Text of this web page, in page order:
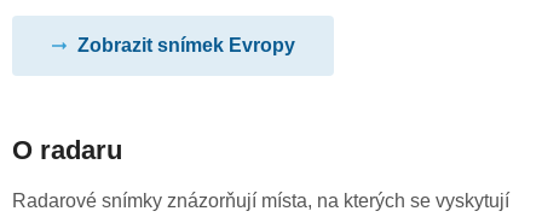
Zobrazit snímek Evropy
O radaru
Radarové snímky znázorňují místa, na kterých se vyskytují